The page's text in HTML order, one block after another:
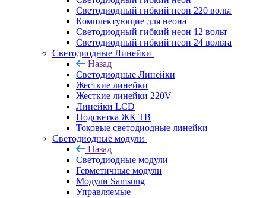
Светодиодный гибкий неон 220 вольт
Комплектующие для неона
Светодиодный гибкий неон 12 вольт
Светодиодный гибкий неон 24 вольта
Светодиодные Линейки
Назад
Светодиодные Линейки
Жесткие линейки
Жесткие линейки 220V
Линейки LCD
Подсветка ЖК ТВ
Токовые светодиодные линейки
Светодиодные модули
Назад
Светодиодные модули
Герметичные модули
Модули Samsung
Управляемые